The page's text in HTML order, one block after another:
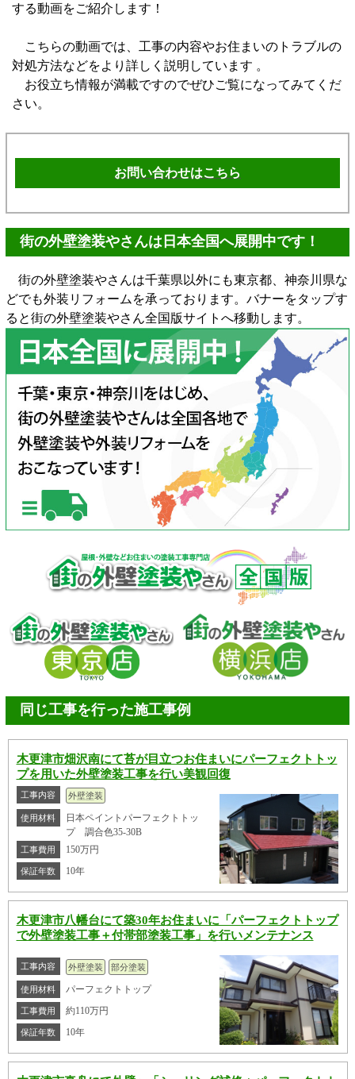
する動画をご紹介します！
こちらの動画では、工事の内容やお住まいのトラブルの
対処方法などをより詳しく説明しています 。
お役立ち情報が満載ですのでぜひご覧になってみてくだ
さい。
お問い合わせはこちら
街の外壁塗装やさんは日本全国へ展開中です！
街の外壁塗装やさんは千葉県以外にも東京都、神奈川県な
どでも外装リフォームを承っております。バナーをタップす
ると街の外壁塗装やさん全国版サイトへ移動します。
同じ工事を行った施工事例
木更津市畑沢南にて苔が目立つお住まいにパーフェクトトッ
プを用いた外壁塗装工事を行い美観回復
工事内容 外壁塗装
使用材料
日本ペイントパーフェクトトッ
プ 調合色35-30B
工事費用 150万円
保証年数 10年
木更津市八幡台にて築30年お住まいに「パーフェクトトップ
で外壁塗装工事＋付帯部塗装工事」を行いメンテナンス
工事内容 外壁塗装 部分塗装
使用材料 パーフェクトトップ
工事費用 約110万円
保証年数 10年